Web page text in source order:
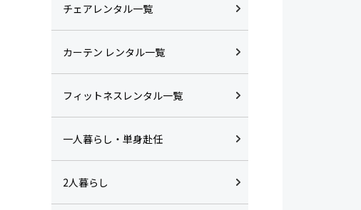
チェアレンタル一覧
カーテン レンタル一覧
フィットネスレンタル一覧
一人暮らし・単身赴任
2人暮らし